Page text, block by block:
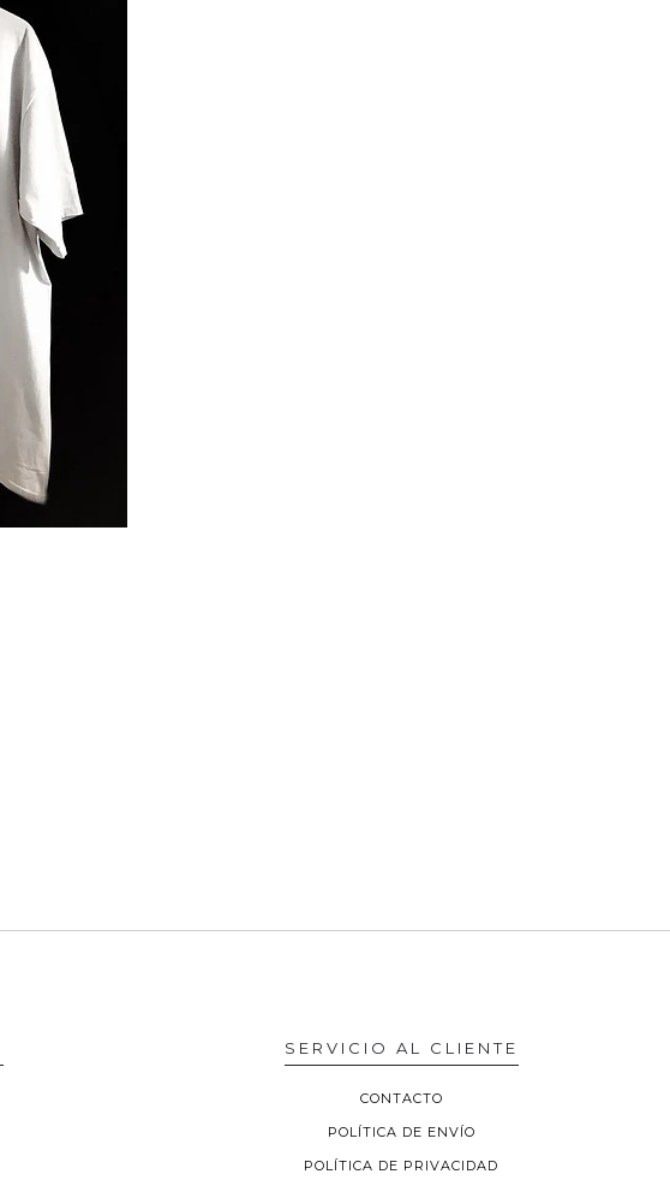
SERVICIO AL CLIENTE
CONTACTO
POLÍTICA DE ENVÍO
POLÍTICA DE PRIVACIDAD